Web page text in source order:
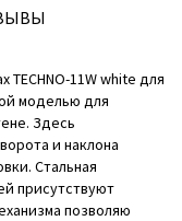
11W white для
моделью для
Здесь
и наклона
Стальная
присутствуют
позволяю